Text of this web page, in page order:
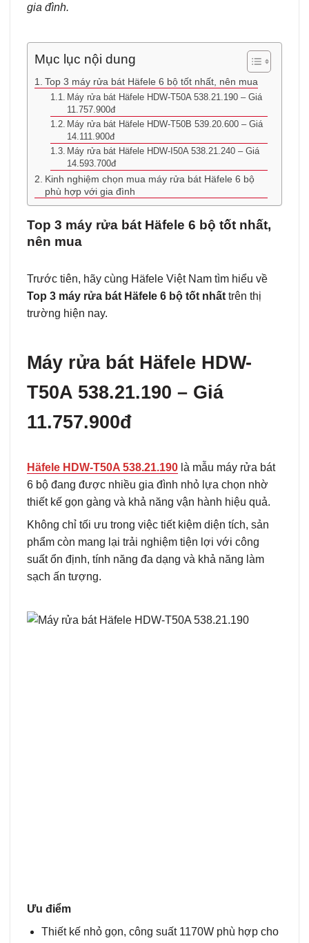
gia đình.
Mục lục nội dung
Top 3 máy rửa bát Häfele 6 bộ tốt nhất, nên mua
Máy rửa bát Häfele HDW-T50A 538.21.190 – Giá
11.757.900đ
Máy rửa bát Häfele HDW-T50B 539.20.600 – Giá
14.111.900đ
Máy rửa bát Häfele HDW-I50A 538.21.240 – Giá
14.593.700đ
Kinh nghiệm chọn mua máy rửa bát Häfele 6 bộ
phù hợp với gia đình
Top 3 máy rửa bát Häfele 6 bộ tốt nhất,
nên mua
Trước tiên, hãy cùng Häfele Việt Nam tìm hiểu về
Top 3 máy rửa bát Häfele 6 bộ tốt nhấttrên thị
trường hiện nay.
Máy rửa bát Häfele HDW-
T50A 538.21.190 – Giá
11.757.900đ
Häfele HDW-T50A 538.21.190 là mẫu máy rửa bát
6 bộ đang được nhiều gia đình nhỏ lựa chọn nhờ
thiết kế gọn gàng và khả năng vận hành hiệu quả.
Không chỉ tối ưu trong việc tiết kiệm diện tích, sản
phẩm còn mang lại trải nghiệm tiện lợi với công
suất ổn định, tính năng đa dạng và khả năng làm
sạch ấn tượng.
Ưu điểm
Thiết kế nhỏ gọn, công suất 1170W phù hợp cho